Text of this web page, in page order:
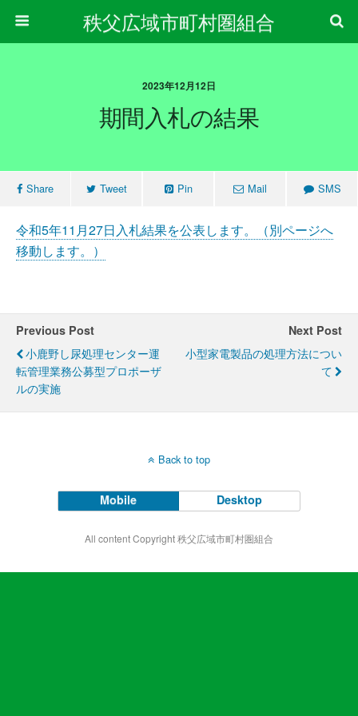
秩父広域市町村圏組合
2023年12月12日
期間入札の結果
Share Tweet Pin Mail SMS
令和5年11月27日入札結果を公表します。（別ページへ
移動します。）
Previous Post
小鹿野し尿処理センター運
転管理業務公募型プロポーザ
ルの実施
Next Post
小型家電製品の処理方法につい
て
Back to top
Mobile Desktop
All content Copyright 秩父広域市町村圏組合